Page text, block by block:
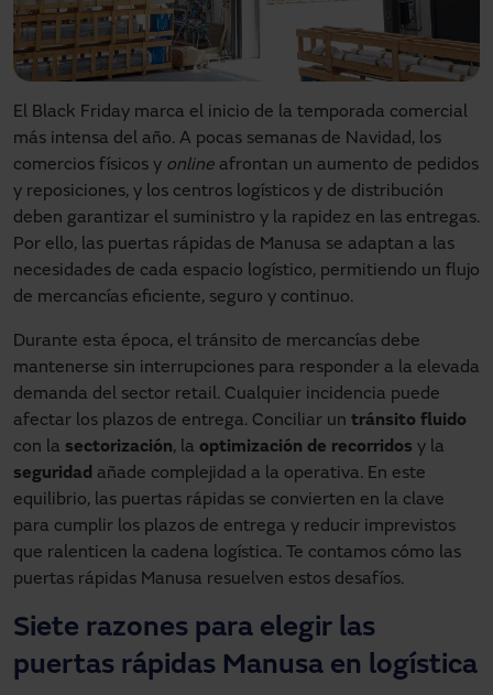
El Black Friday marca el inicio de la temporada comercial
más intensa del año. A pocas semanas de Navidad, los
comercios físicos y online afrontan un aumento de pedidos
y reposiciones, y los centros logísticos y de distribución
deben garantizar el suministro y la rapidez en las entregas.
Por ello, las puertas rápidas de Manusa se adaptan a las
necesidades de cada espacio logístico, permitiendo un flujo
de mercancías eficiente, seguro y continuo.
Durante esta época, el tránsito de mercancías debe
mantenerse sin interrupciones para responder a la elevada
demanda del sector retail. Cualquier incidencia puede
afectar los plazos de entrega. Conciliar un tránsito fluido
con la sectorización, la optimización de recorridos y la
seguridad añade complejidad a la operativa. En este
equilibrio, las puertas rápidas se convierten en la clave
para cumplir los plazos de entrega y reducir imprevistos
que ralenticen la cadena logística. Te contamos cómo las
puertas rápidas Manusa resuelven estos desafíos.
Siete razones para elegir las
puertas rápidas Manusa en logística